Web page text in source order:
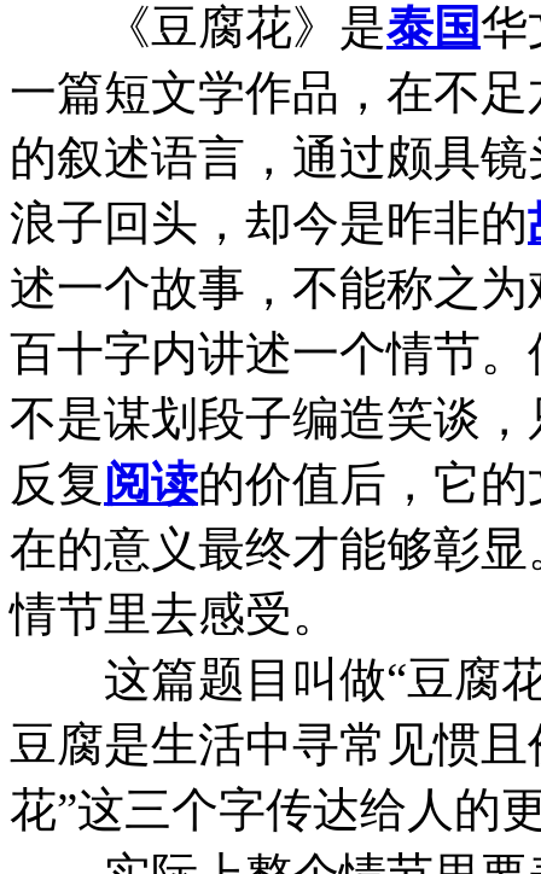
《豆腐花》是泰国华
一篇短文学作品，在不
的叙述语言，通过颇具
浪子回头，却今是昨非的
述一个故事，不能称之
百十字内讲述一个情节
不是谋划段子编造笑谈
反复阅读的价值后，它
在的意义最终才能够彰
情节里去感受。
这篇题目叫做“豆腐花
豆腐是生活中寻常见惯
花”这三个字传达给人的